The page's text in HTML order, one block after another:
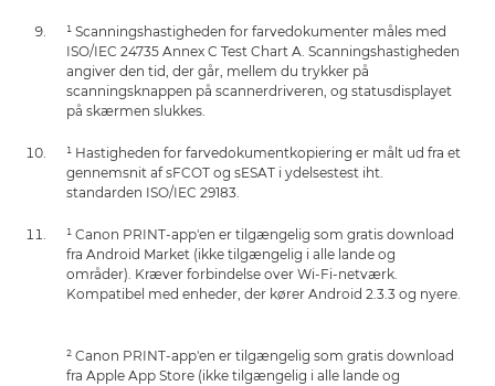
¹ Scanningshastigheden for farvedokumenter måles med
ISO/IEC 24735 Annex C Test Chart A. Scanningshastigheden
angiver den tid, der går, mellem du trykker på
scanningsknappen på scannerdriveren, og statusdisplayet
på skærmen slukkes.
¹ Hastigheden for farvedokumentkopiering er målt ud fra et
gennemsnit af sFCOT og sESAT i ydelsestest iht.
standarden ISO/IEC 29183.
¹ Canon PRINT-app'en er tilgængelig som gratis download
fra Android Market (ikke tilgængelig i alle lande og
områder). Kræver forbindelse over Wi-Fi-netværk.
Kompatibel med enheder, der kører Android 2.3.3 og nyere.
² Canon PRINT-app'en er tilgængelig som gratis download
fra Apple App Store (ikke tilgængelig i alle lande og